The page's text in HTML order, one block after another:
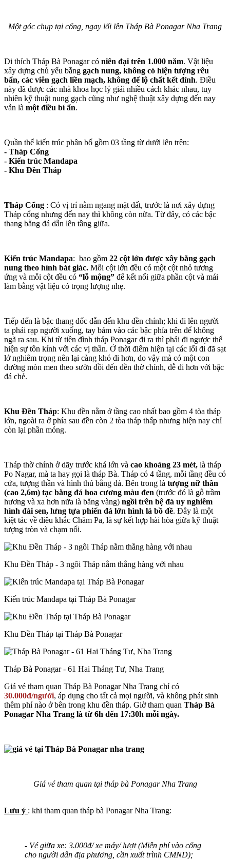
Một góc chụp tại cổng, ngay lối lên Tháp Bà Ponagar Nha Trang
Di thích Tháp Bà Ponagar có niên đại trên 1.000 năm. Vật liệu
xây dựng chủ yếu bằng gạch nung, không có hiện tượng rêu
bẩn, các viên gạch liền mạch, không để lộ chất kết dính. Điều
này đã được các nhà khoa học lý giải nhiều cách khác nhau, tuy
nhiên kỹ thuật nung gạch cũng như nghệ thuật xây dựng đến nay
vẫn là một điều bí ẩn.
Quần thể kiến trúc phân bố gồm 03 tầng từ dưới lên trên:
- Tháp Cổng
- Kiến trúc Mandapa
- Khu Đền Tháp
Tháp Cổng : Có vị trí nằm ngang mặt đất, trước là nơi xây dựng
Tháp cổng nhưng đến nay thì không còn nữa. Từ đây, có các bậc
thang bằng đá dẫn lên tầng giữa.
Kiến trúc Mandapa: bao gồm 22 cột lớn được xây bằng gạch
nung theo hình bát giác. Mỗi cột lớn đều có một cột nhỏ tương
ứng và mỗi cột đều có “lỗ mộng” để kết nối giữa phần cột và mái
làm bằng vật liệu có trọng lượng nhẹ.
Tiếp đến là bậc thang dốc dẫn đến khu đền chính; khi đi lên người
ta phải rạp người xuống, tay bám vào các bậc phía trên để không
ngã ra sau. Khi từ tiền đình tháp Ponagar đi ra thì phải đi ngược thể
hiện sự tôn kính với các vị thần. Ở thời điểm hiện tại các lối đi đã sạt
lở nghiêm trọng nên lại càng khó đi hơn, do vậy mà có một con
đường mòn men theo sườn đồi đến đền thờ chính, dễ đi hơn với bậc
đá chẻ.
Khu Đền Tháp: Khu đền nằm ở tầng cao nhất bao gồm 4 tòa tháp
lớn, ngoài ra ở phía sau đền còn 2 tòa tháp thấp nhưng hiện nay chỉ
còn lại phần móng.
Tháp thờ chính ở dãy trước khá lớn và cao khoảng 23 mét, là tháp
Po Nagar, mà ta hay gọi là tháp Bà. Tháp có 4 tầng, mỗi tầng đều có
cửa, tượng thần và hình thú bằng đá. Bên trong là tượng nữ thần
(cao 2,6m) tạc bằng đá hoa cương màu đen (trước đó là gỗ trầm
hương và xa hơn nữa là bằng vàng) ngồi trên bệ đá uy nghiêm
hình đài sen, lưng tựa phiến đá lớn hình lá bồ đề. Đây là một
kiệt tác về điêu khắc Chăm Pa, là sự kết hợp hài hòa giữa kỹ thuật
tượng tròn và chạm nổi.
Khu Đền Tháp - 3 ngôi Tháp nằm thẳng hàng với nhau
Kiến trúc Mandapa tại Tháp Bà Ponagar
Khu Đền Tháp tại Tháp Bà Ponagar
Tháp Bà Ponagar - 61 Hai Tháng Tư, Nha Trang
Giá vé tham quan Tháp Bà Ponagar Nha Trang chỉ có
30.000đ/người, áp dụng cho tất cả mọi người, và không phát sinh
thêm phí nào ở bên trong khu đền tháp. Giờ tham quan Tháp Bà
Ponagar Nha Trang là từ 6h đến 17:30h mỗi ngày.
Giá vé tham quan tại tháp bà Ponagar Nha Trang
Lưu ý : khi tham quan tháp bà Ponagar Nha Trang:
- Vé giữa xe: 3.000đ/ xe máy/ lượt (Miễn phí vào cổng
cho người dân địa phương, cần xuất trình CMND);